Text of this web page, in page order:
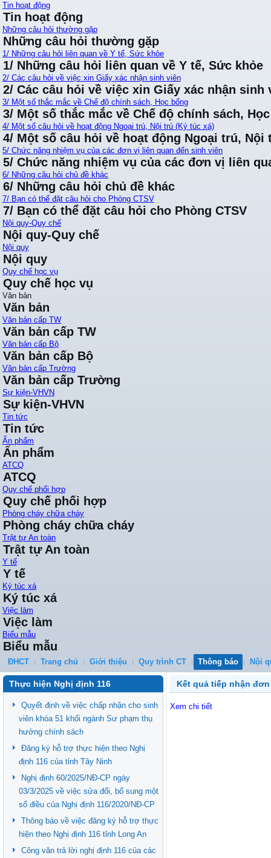
Tin hoạt động
Tin hoạt động
Những câu hỏi thường gặp
Những câu hỏi thường gặp
1/ Những câu hỏi liên quan về Y tế, Sức khỏe
1/ Những câu hỏi liên quan về Y tế, Sức khỏe
2/ Các câu hỏi về việc xin Giấy xác nhận sinh viên
2/ Các câu hỏi về việc xin Giấy xác nhận sinh
3/ Một số thắc mắc về Chế độ chính sách, Học bổng
3/ Một số thắc mắc về Chế độ chính sách,
4/ Một số câu hỏi về hoạt động Ngoại trú, Nội trú (Ký túc xá)
4/ Một số câu hỏi về hoạt động Ngoại trú, Nội
5/ Chức năng nhiệm vụ của các đơn vị liên quan đến sinh viên
5/ Chức năng nhiệm vụ của các đơn vị liên
6/ Những câu hỏi chủ đề khác
6/ Những câu hỏi chủ đề khác
7/ Bạn có thể đặt câu hỏi cho Phòng CTSV
7/ Bạn có thể đặt câu hỏi cho Phòng CTSV
Nội quy-Quy chế
Nội quy-Quy chế
Nội quy
Nội quy
Quy chế học vụ
Quy chế học vụ
Văn bản
Văn bản
Văn bản cấp TW
Văn bản cấp TW
Văn bản cấp Bộ
Văn bản cấp Bộ
Văn bản cấp Trường
Văn bản cấp Trường
Sự kiện-VHVN
Sự kiện-VHVN
Tin tức
Tin tức
Ấn phẩm
Ấn phẩm
ATCQ
ATCQ
Quy chế phối hợp
Quy chế phối hợp
Phòng cháy chữa cháy
Phòng cháy chữa cháy
Trật tự An toàn
Trật tự An toàn
Y tế
Y tế
Ký túc xá
Ký túc xá
Việc làm
Việc làm
Biểu mẫu
Biểu mẫu
ĐHCT Trang chủ Giới thiệu Quy trình CT Thông báo Nội
Thực hiện Nghị định 116
Quyết định về việc chấp nhận cho sinh
viên khóa 51 khối ngành Sư phạm thụ
hưởng chính sách
Đăng ký hỗ trợ thực hiện theo Nghị
định 116 của tỉnh Tây Ninh
Nghị định 60/2025/NĐ-CP ngày
03/3/2025 về việc sửa đổi, bổ sung một
số điều của Nghị định 116/2020/NĐ-CP
Thông báo về việc đăng ký hỗ trợ thực
hiện theo Nghị định 116 tỉnh Long An
Công văn trả lời nghị định 116 của các
Kết quả tiếp nhận
Xem chi tiết